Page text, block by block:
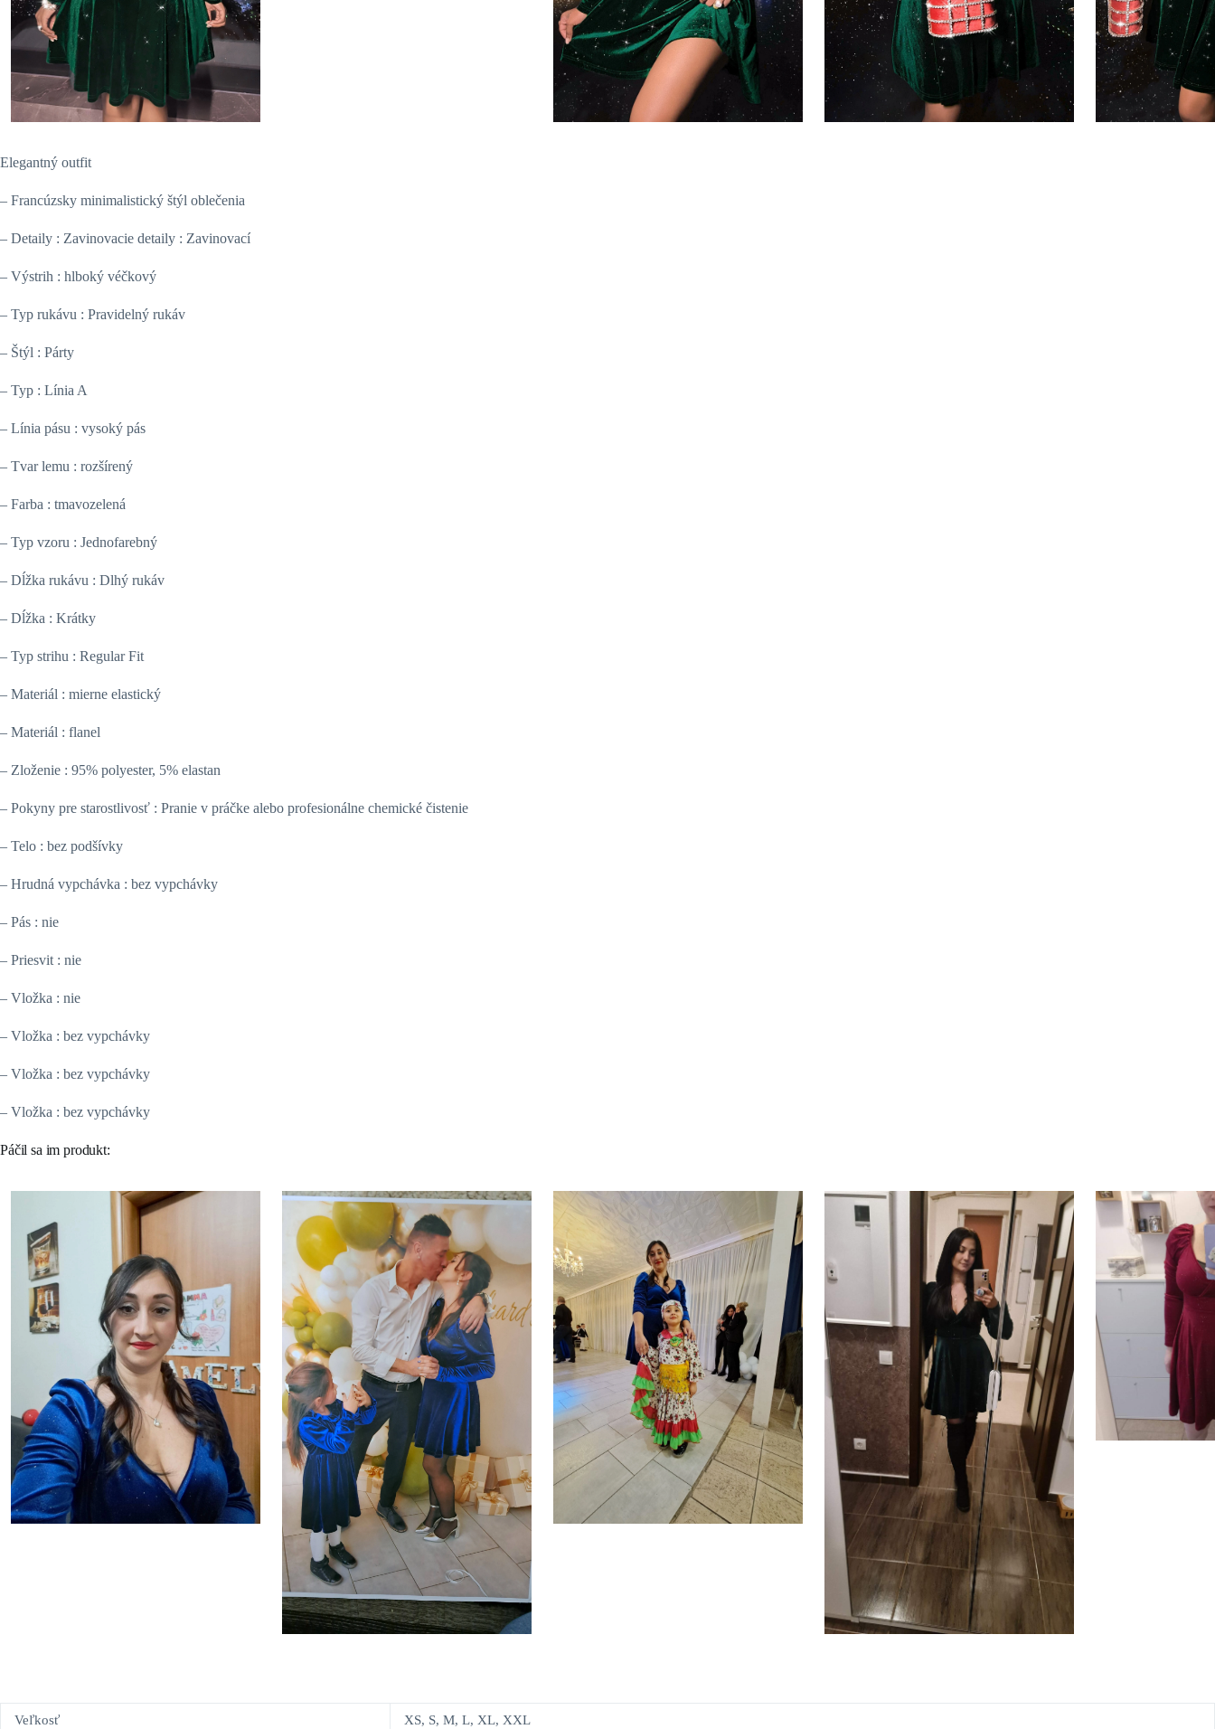
Elegantný outfit
– Francúzsky minimalistický štýl oblečenia
– Detaily : Zavinovacie detaily : Zavinovací
– Výstrih : hlboký véčkový
– Typ rukávu : Pravidelný rukáv
– Štýl : Párty
– Typ : Línia A
– Línia pásu : vysoký pás
– Tvar lemu : rozšírený
– Farba : tmavozelená
– Typ vzoru : Jednofarebný
– Dĺžka rukávu : Dlhý rukáv
– Dĺžka : Krátky
– Typ strihu : Regular Fit
– Materiál : mierne elastický
– Materiál : flanel
– Zloženie : 95% polyester, 5% elastan
– Pokyny pre starostlivosť : Pranie v práčke alebo profesionálne chemické čistenie
– Telo : bez podšívky
– Hrudná vypchávka : bez vypchávky
– Pás : nie
– Priesvit : nie
– Vložka : nie
– Vložka : bez vypchávky
– Vložka : bez vypchávky
– Vložka : bez vypchávky
Páčil sa im produkt:
Veľkosť XS, S, M, L, XL, XXL